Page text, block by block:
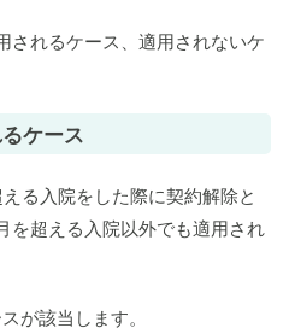
されるケース、適用されないケ
ケース
る入院をした際に契約解除と
を超える入院以外でも適用され
が該当します。